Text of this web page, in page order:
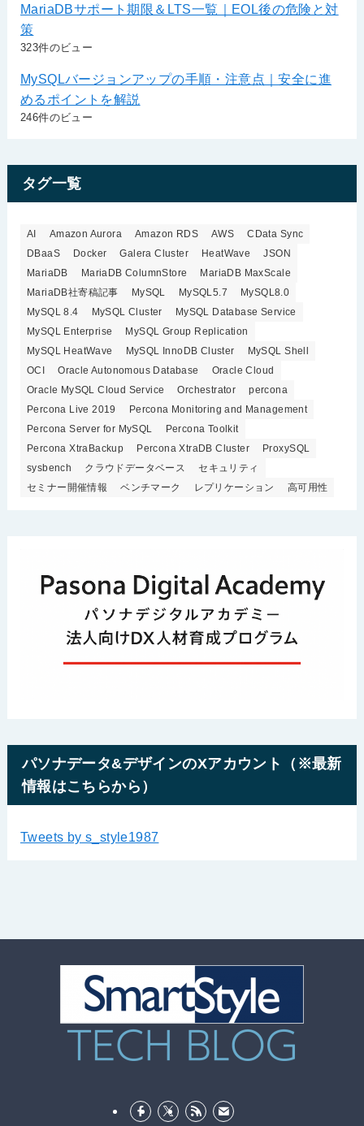
MariaDBサポート期限＆LTS一覧｜EOL後の危険と対
策
323件のビュー
MySQLバージョンアップの手順・注意点｜安全に進
めるポイントを解説
246件のビュー
タグ一覧
AI Amazon Aurora Amazon RDS AWS
CData Sync
DBaaS
Docker Galera Cluster HeatWave
JSON
MariaDB
MariaDB ColumnStore
MariaDB MaxScale
MariaDB社寄稿記事
MySQL MySQL5.7
MySQL8.0
MySQL 8.4
MySQL Cluster
MySQL Database Service
MySQL Enterprise
MySQL Group Replication
MySQL HeatWave
MySQL InnoDB Cluster
MySQL Shell
OCI
Oracle Autonomous Database
Oracle Cloud
Oracle MySQL Cloud Service
Orchestrator
percona
Percona Live 2019
Percona Monitoring and Management
Percona Server for MySQL
Percona Toolkit
Percona XtraBackup
Percona XtraDB Cluster
ProxySQL
sysbench
クラウドデータベース
セキュリティ
セミナー開催情報
ベンチマーク レプリケーション 高可用性
パソナデータ&デザインのXアカウント（※最新
情報はこちらから）
Tweets by s_style1987